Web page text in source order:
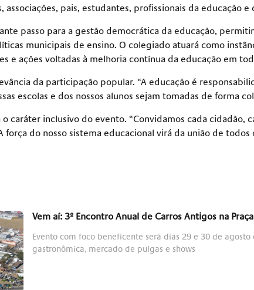
pais, estudantes, profissionais da educação
passo para a gestão democrática da educação,
municipais de ensino. O colegiado atuará como
ações voltadas à melhoria contínua da educação em
da participação popular. “A educação é
escolas e dos nossos alunos sejam tomadas de forma
caráter inclusivo do evento. “Convidamos cada cidadão,
do nosso sistema educacional virá da união de
Vem aí: 3º Encontro Anual de Carros Antigos na
Evento com foco beneficente será dias 29 e 30 de
gastronômica, mercado de pulgas e shows